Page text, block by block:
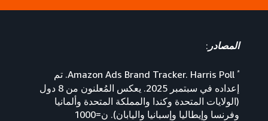
المصادر :
*
Amazon Ads Brand Tracker. Harris Poll. تم
إعداده في سبتمبر 2025. يعكس المُعلنون من 8 دول
(الولايات المتحدة وكندا والمملكة المتحدة وألمانيا
وفرنسا وإيطاليا وإسبانيا واليابان). ن=1000